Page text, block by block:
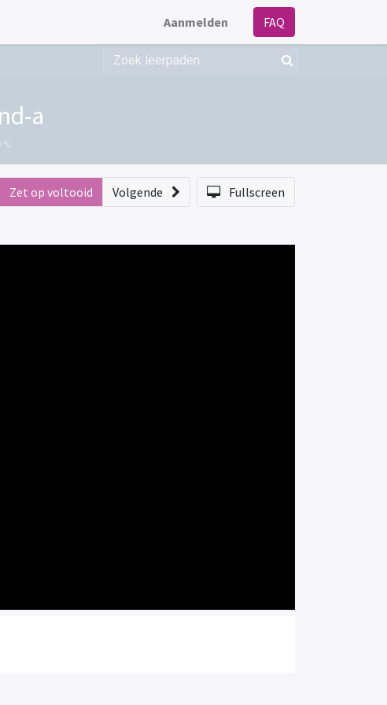
Aanmelden FAQ
a
%
Zet op voltooid Volgende Fullscreen